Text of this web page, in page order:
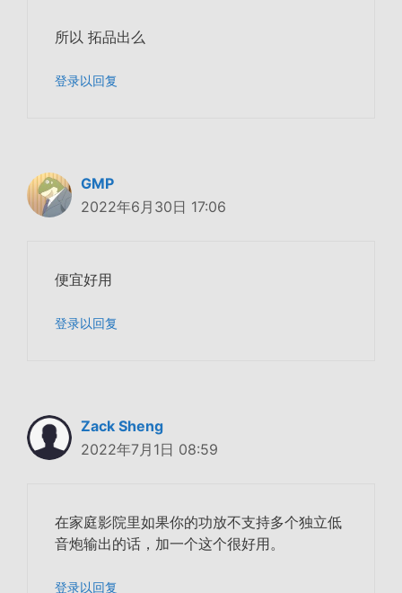
所以 拓品出么
登录以回复
GMP
2022年6月30日 17:06
便宜好用
登录以回复
Zack Sheng
2022年7月1日 08:59
在家庭影院里如果你的功放不支持多个独立低
音炮输出的话，加一个这个很好用。
登录以回复